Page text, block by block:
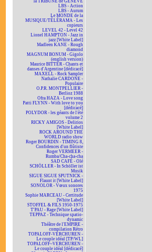
la TRIBUNE de GENÈVE
LBS - Action
LBS - Aurum
Le MONDE de la
MUSIQUE/TÉLÉRAMA - Les
copieurs
LEVEL 42 - Level 42
Lionel HAMPTON - Jazz in
jazz [White Label]
Madleen KANE - Rough
diamond
MAGNUM BONUM - Gigolo
(english version)
Maurice BITTER - Chants et
danses d'Argentine [dédicacé]
MAXELL - Rock Sampler
Nathalie CARDONE -
Populaire
O.P.R. MONTPELLIER -
Berlioz 1988
Ofra HAZA - Love song
Patti FLYNN - With love to you
[dédicacé]
POLYDOR - les géants de l'été
volume 2
RICKY AMIGOS - Delirios
[White Label]
ROCK AROUND THE
WORLD radio show
Roger BOURDIN - TIMING 8,
Confidences d'un flûtiste
Roger VERMEER -
Rumba/Cha-cha-cha
SAD CAFÉ - Olé
SCHÖLLER - In Schöller ist
Musik
SIGUE SIGUE SPUTNICK -
Flaunt it [White Label]
SONOLOR - Vœux sonores
1975
Sophie MARCEAU - Certitude
[White Label]
STOFFEL & FILS 1950-1975
T'PAU - Rage [White Label]
TEPPAZ - Technique spatio-
dynamic
Théâtre de l'EMPIRE -
compilation Rétro
TOPALOFF-VERCHUREN -
Le couple idéal [TP/WL]
TOPALOFF~VERCHUREN -
Le couple idéal [dédicacé]